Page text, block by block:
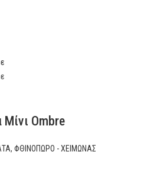
Ombre
, ΦΘΙΝΟΠΩΡΟ - ΧΕΙΜΩΝΑΣ